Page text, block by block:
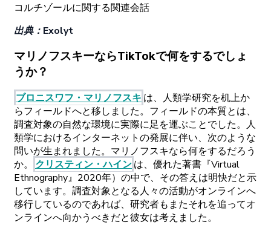
コルチゾールに関する関連会話
出典： Exolyt
マリノフスキーならTikTokで何をするでしょ
うか？
ブロニスワフ ・ マリノフスキ は、 人類学研究を机上か
らフィールドへと移しました。 フィールドの本質とは、
調査対象の自然な環境に実際に足を運ぶことでした。 人
類学におけるインターネットの発展に伴い、 次のような
問いが生まれました。 マリノフスキなら何をするだろう
か。
クリスティン ・ハインは、 優れた著書 『Virtual
Ethnography』 2020年）の中で、 その答えは明快だと示
しています。 調査対象となる人々の活動がオンラインへ
移行しているのであれば、 研究者もまたそれを追ってオ
ンラインへ向かうべきだと彼女は考えました。